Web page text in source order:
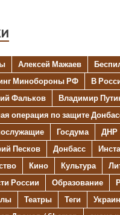
Алексей Мажаев
Минобороны РФ
В
Фальков
Владимир
операция по защите
Госдума
ДНР
Песков
Донбасс
Кино Культура
России
Образование
Театры Теги